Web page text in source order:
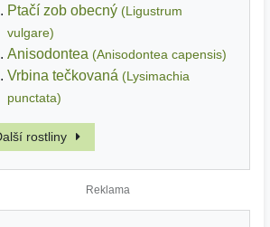
Ptačí zob obecný (Ligustrum
vulgare)
Anisodontea (Anisodontea capensis)
Vrbina tečkovaná (Lysimachia
punctata)
rostliny